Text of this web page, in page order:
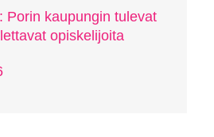
Porin kaupungin tulevat
opiskelijoita